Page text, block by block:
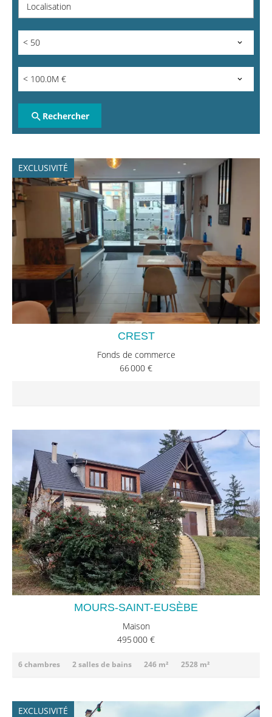
Localisation
< 50
< 100.0M €
Rechercher
CREST
Fonds de commerce
66 000 €
EXCLUSIVITÉ
MOURS-SAINT-EUSÈBE
Maison
495 000 €
6 chambres 2 salles de bains 246 m² 2528 m²
EXCLUSIVITÉ